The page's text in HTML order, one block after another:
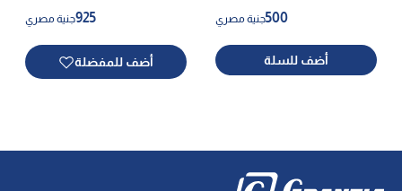
جنية مصري500
أضف للسلة
جنية مصري925
أضف للمفضلة